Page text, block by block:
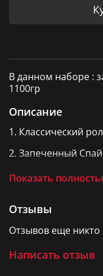
В данном наборе :
1100гр
Описание
1. Классический
2. Запеченный
3. Классический
5. Классический
В сет входят: 2шт
васаби 2 пары
(Можно докупить
Показать
Отзывы
Отзывов еще никто
Написать отзыв